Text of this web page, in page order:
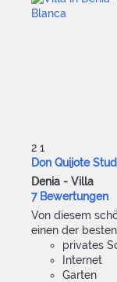
2 1
Don Quijote
Denia - Villa
7 Bewertungen
Von diesem
einen der
privates
Internet
Garten